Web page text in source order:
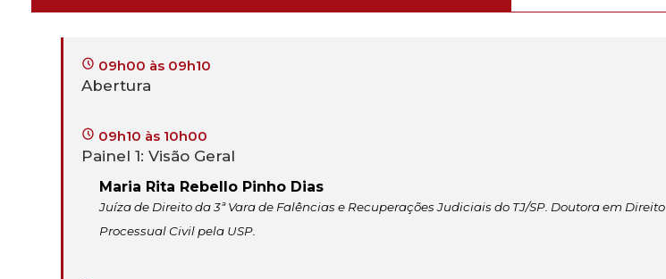
09h00 às 09h10
Abertura
09h10 às 10h00
Painel 1: Visão Geral
Maria Rita Rebello Pinho Dias
Juíza de Direito da 3ª Vara de Falências e Recuperações Judiciais do TJ/SP. Doutora em Direito
Processual Civil pela USP.